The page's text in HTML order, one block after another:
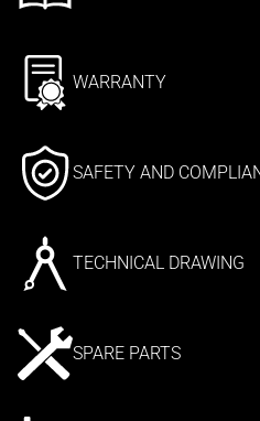
WARRANTY
SAFETY AND
TECHNICAL DRAWING
SPARE PARTS